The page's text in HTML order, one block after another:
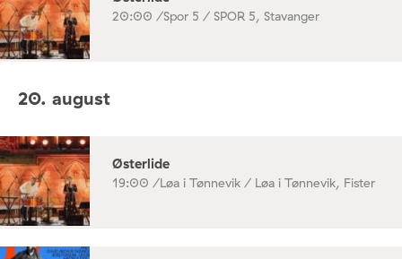
20:00 /Spor 5 / SPOR 5, Stavanger
20. august
Østerlide
19:00 /Løa i Tønnevik / Løa i Tønnevik, Fister